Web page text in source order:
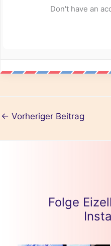
Don't have an
← Vorheriger Beitrag
Folge